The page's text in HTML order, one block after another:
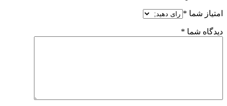
امتیاز شما *
دیدگاه شما *